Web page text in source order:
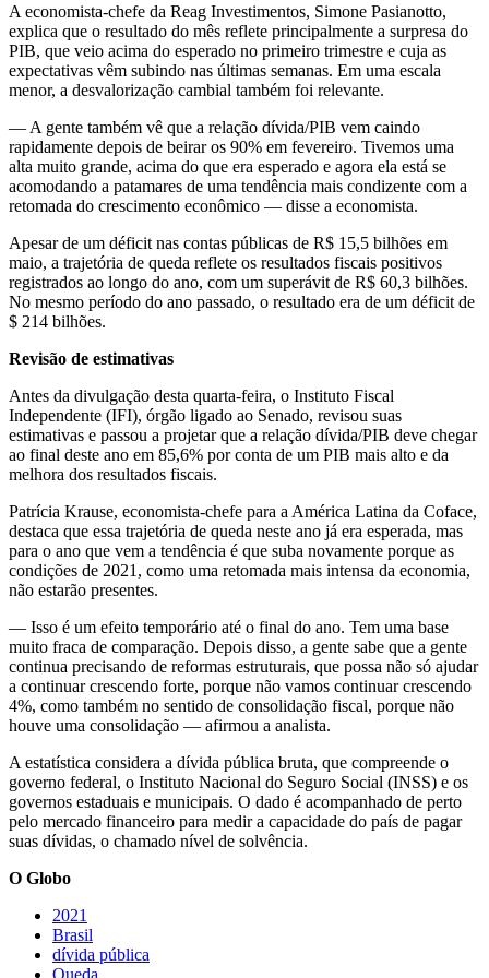
A economista-chefe da Reag Investimentos, Simone Pasianotto,
explica que o resultado do mês reflete principalmente a surpresa do
PIB, que veio acima do esperado no primeiro trimestre e cuja as
expectativas vêm subindo nas últimas semanas. Em uma escala
menor, a desvalorização cambial também foi relevante.
— A gente também vê que a relação dívida/PIB vem caindo
rapidamente depois de beirar os 90% em fevereiro. Tivemos uma
alta muito grande, acima do que era esperado e agora ela está se
acomodando a patamares de uma tendência mais condizente com a
retomada do crescimento econômico — disse a economista.
Apesar de um déficit nas contas públicas de R$ 15,5 bilhões em
maio, a trajetória de queda reflete os resultados fiscais positivos
registrados ao longo do ano, com um superávit de R$ 60,3 bilhões.
No mesmo período do ano passado, o resultado era de um déficit de
$ 214 bilhões.
Revisão de estimativas
Antes da divulgação desta quarta-feira, o Instituto Fiscal
Independente (IFI), órgão ligado ao Senado, revisou suas
estimativas e passou a projetar que a relação dívida/PIB deve chegar
ao final deste ano em 85,6% por conta de um PIB mais alto e da
melhora dos resultados fiscais.
Patrícia Krause, economista-chefe para a América Latina da Coface,
destaca que essa trajetória de queda neste ano já era esperada, mas
para o ano que vem a tendência é que suba novamente porque as
condições de 2021, como uma retomada mais intensa da economia,
não estarão presentes.
— Isso é um efeito temporário até o final do ano. Tem uma base
muito fraca de comparação. Depois disso, a gente sabe que a gente
continua precisando de reformas estruturais, que possa não só ajudar
a continuar crescendo forte, porque não vamos continuar crescendo
4%, como também no sentido de consolidação fiscal, porque não
houve uma consolidação — afirmou a analista.
A estatística considera a dívida pública bruta, que compreende o
governo federal, o Instituto Nacional do Seguro Social (INSS) e os
governos estaduais e municipais. O dado é acompanhado de perto
pelo mercado financeiro para medir a capacidade do país de pagar
suas dívidas, o chamado nível de solvência.
O Globo
2021
dívida pública
Queda